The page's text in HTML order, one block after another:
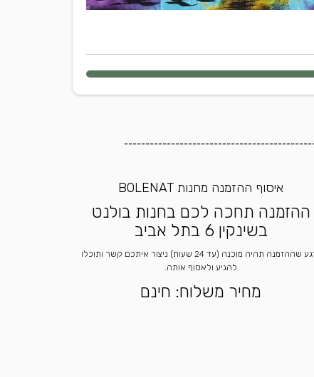
איסוף ההזמנה מחנות BOLENAT
ההזמנה תחכה לכם בחנות בולנט
בשינקין 6 בתל אביב
ברגע שההזמנה תהיה מוכנה (עד 24 שעות) ניצור איתכם קשר ותוכלו
להגיע ולאסוף אותה.
מחיר משלוח: חינם